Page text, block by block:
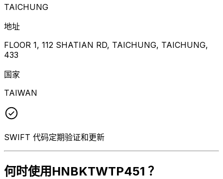
TAICHUNG
地址
FLOOR 1, 112 SHATIAN RD, TAICHUNG, TAICHUNG,
433
国家
TAIWAN
SWIFT 代码定期验证和更新
何时使用HNBKTWTP451 ？